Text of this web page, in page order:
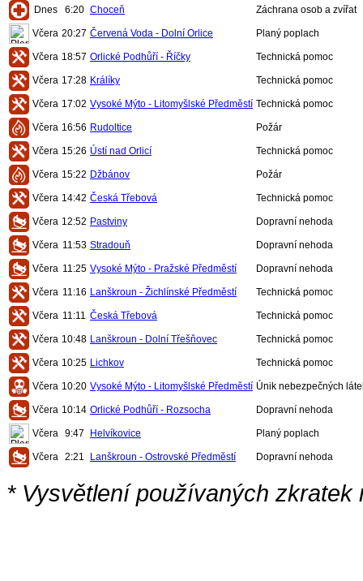
Dnes 6:20 Choceň Záchrana osob a zvířat
Včera 20:27 Červená Voda - Dolní Orlice Planý poplach
Včera 18:57 Orlické Podhůří - Říčky Technická pomoc
Včera 17:28 Králíky Technická pomoc
Včera 17:02 Vysoké Mýto - Litomyšlské Předměstí Technická pomoc
Včera 16:56 Rudoltice Požár
Včera 15:26 Ústí nad Orlicí Technická pomoc
Včera 15:22 Džbánov Požár
Včera 14:42 Česká Třebová Technická pomoc
Včera 12:52 Pastviny Dopravní nehoda
Včera 11:53 Stradouň Dopravní nehoda
Včera 11:25 Vysoké Mýto - Pražské Předměstí Dopravní nehoda
Včera 11:16 Lanškroun - Žichlínské Předměstí Technická pomoc
Včera 11:11 Česká Třebová Technická pomoc
Včera 10:48 Lanškroun - Dolní Třešňovec Technická pomoc
Včera 10:25 Lichkov Technická pomoc
Včera 10:20 Vysoké Mýto - Litomyšlské Předměstí Únik nebezpečných
Včera 10:14 Orlické Podhůří - Rozsocha Dopravní nehoda
Včera 9:47 Helvíkovice Planý poplach
Včera 2:21 Lanškroun - Ostrovské Předměstí Dopravní nehoda
* Vysvětlení používaných zkratek